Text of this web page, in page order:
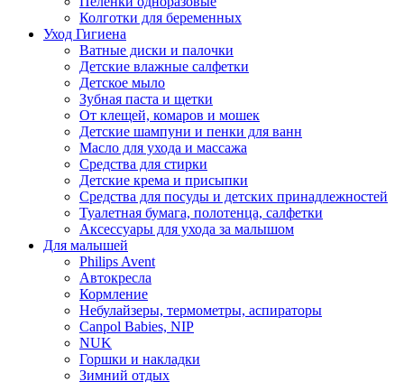
Колготки для беременных
Уход Гигиена
Ватные диски и палочки
Детские влажные салфетки
Детское мыло
Зубная паста и щетки
От клещей, комаров и мошек
Детские шампуни и пенки для ванн
Масло для ухода и массажа
Средства для стирки
Детские крема и присыпки
Средства для посуды и детских принадлежностей
Туалетная бумага, полотенца, салфетки
Аксессуары для ухода за малышом
Для малышей
Philips Avent
Автокресла
Кормление
Небулайзеры, термометры, аспираторы
Canpol Babies, NIP
NUK
Горшки и накладки
Зимний отдых